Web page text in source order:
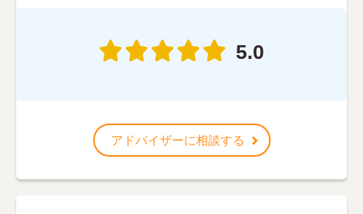
5.0
アドバイザーに相談する